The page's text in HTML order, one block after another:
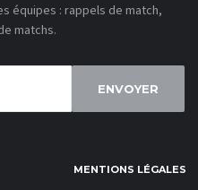
équipes : rappels de match,
matchs.
ENVOYER
MENTIONS LÉGALES